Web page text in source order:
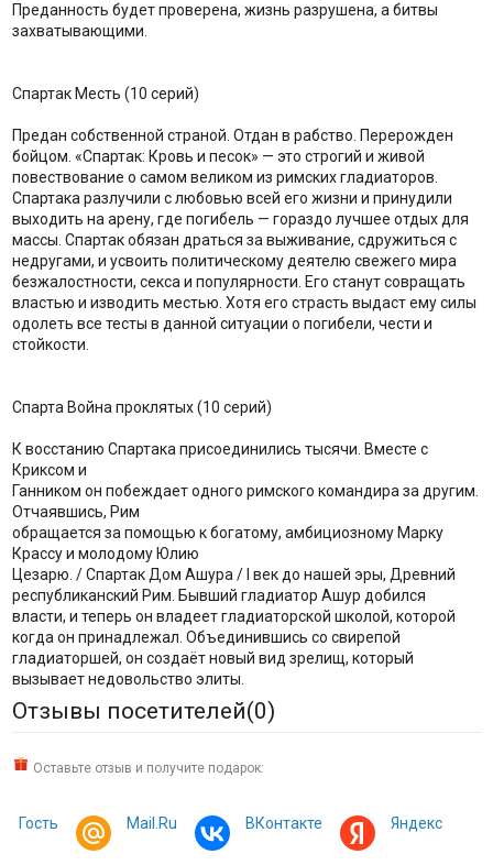
Преданность будет проверена, жизнь разрушена, а битвы
захватывающими.
Спартак Месть (10 серий)
Предан собственной страной. Отдан в рабство. Перерожден
бойцом. «Спартак: Кровь и песок» — это строгий и живой
повествование о самом великом из римских гладиаторов.
Спартака разлучили с любовью всей его жизни и принудили
выходить на арену, где погибель — гораздо лучшее отдых для
массы. Спартак обязан драться за выживание, сдружиться с
недругами, и усвоить политическому деятелю свежего мира
безжалостности, секса и популярности. Его станут совращать
властью и изводить местью. Хотя его страсть выдаст ему силы
одолеть все тесты в данной ситуации о погибели, чести и
стойкости.
Спарта Война проклятых (10 серий)
К восстанию Спартака присоединились тысячи. Вместе с
Криксом и
Ганником он побеждает одного римского командира за другим.
Отчаявшись, Рим
обращается за помощью к богатому, амбициозному Марку
Крассу и молодому Юлию
Цезарю. / Спартак Дом Ашура / I век до нашей эры, Древний
республиканский Рим. Бывший гладиатор Ашур добился
власти, и теперь он владеет гладиаторской школой, которой
когда он принадлежал. Объединившись со свирепой
гладиаторшей, он создаёт новый вид зрелищ, который
вызывает недовольство элиты.
Отзывы посетителей(0)
Оставьте отзыв и получите подарок:
Гость Mail.Ru ВКонтакте Яндекс